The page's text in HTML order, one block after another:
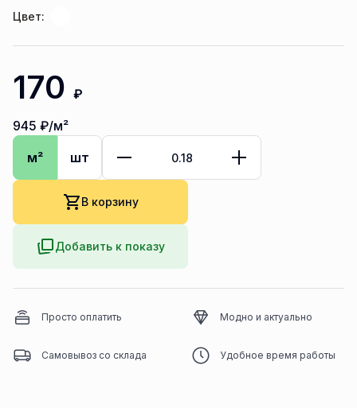
Цвет:
170 ₽
945 ₽/м²
м²
шт
В корзину
Добавить к показу
Просто оплатить Модно и актуально
Самовывоз со склада Удобное время работы